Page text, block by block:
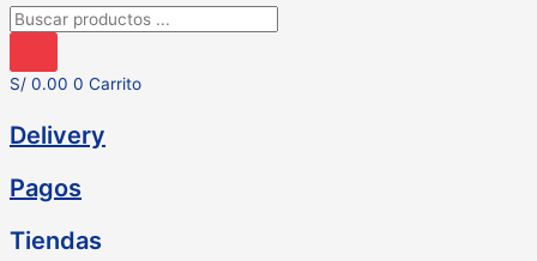
Búsqueda
productos
S/ 0.00 0 Carrito
Delivery
Pagos
Tiendas